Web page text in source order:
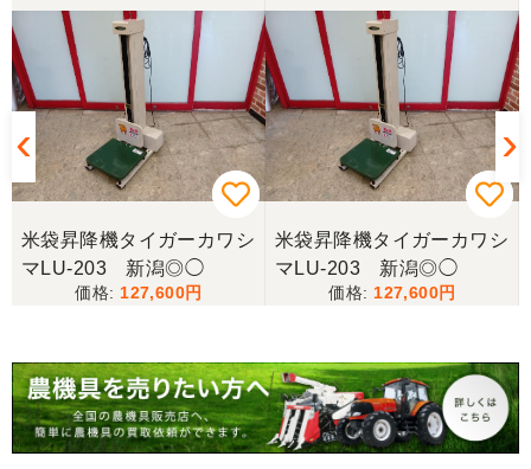
スタッフの鈴木さんが親切で機械に詳しく 丁寧にご
対応頂きました。 ありがとう！ 少し距離はあります
が、今後も農機具を買う際はのうき屋さんを利用し
ようと思います。
三重県／miraisann
写真と現物が違いすぎる
三重県／谷本勝美
こちらの、対応も、よく、大変、満足、です。
三重県／谷本勝美
こちらの、対応、も、よくして、くれました。
米袋昇降機タイガーカワシ
マLU-203 新潟◎◯
127,600
米袋昇降機タイガーカワシ
マLU-203 新潟◎◯
127,600